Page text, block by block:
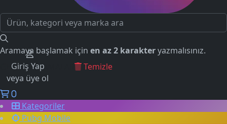
Aramaya başlamak için en az 2 karakteryazmalısınız.
GEÇMİŞ ARAMALAR
Temizle
Giriş Yap
veya üye ol
0
Kategoriler
Pubg Mobile